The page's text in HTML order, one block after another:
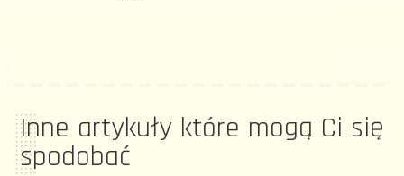
Inne artykuły które mogą Ci się
spodobać